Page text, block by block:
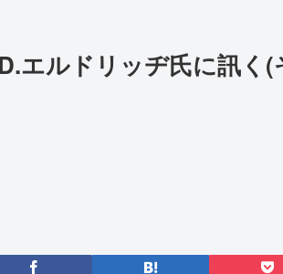
エルドリッヂ氏に訊く(